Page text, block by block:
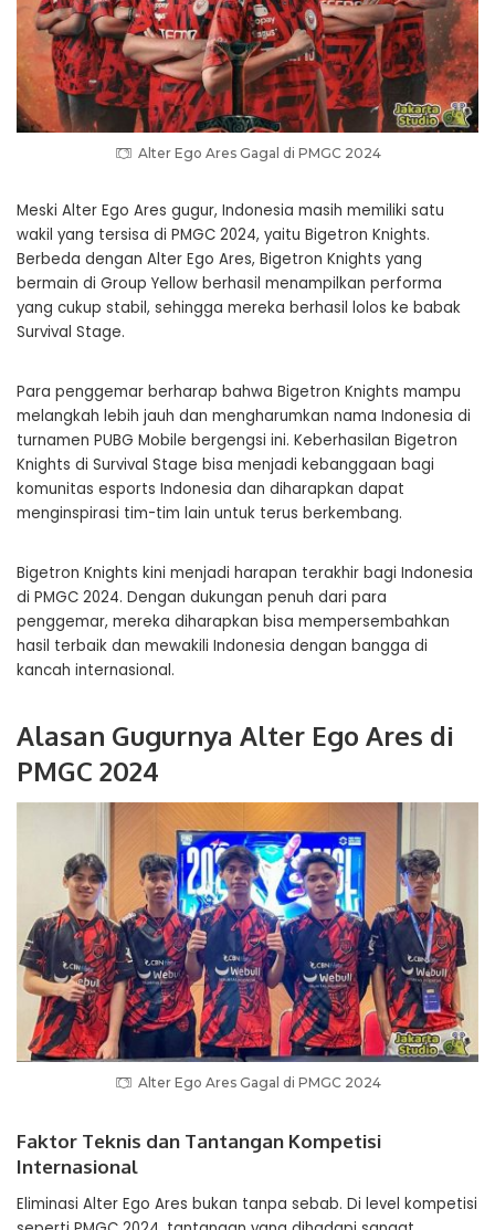
Alter Ego Ares Gagal di PMGC 2024
Meski Alter Ego Ares gugur, Indonesia masih memiliki satu
wakil yang tersisa di PMGC 2024, yaitu Bigetron Knights.
Berbeda dengan Alter Ego Ares, Bigetron Knights yang
bermain di Group Yellow berhasil menampilkan performa
yang cukup stabil, sehingga mereka berhasil lolos ke babak
Survival Stage.
Para penggemar berharap bahwa Bigetron Knights mampu
melangkah lebih jauh dan mengharumkan nama Indonesia di
turnamen PUBG Mobile bergengsi ini. Keberhasilan Bigetron
Knights di Survival Stage bisa menjadi kebanggaan bagi
komunitas esports Indonesia dan diharapkan dapat
menginspirasi tim-tim lain untuk terus berkembang.
Bigetron Knights kini menjadi harapan terakhir bagi Indonesia
di PMGC 2024. Dengan dukungan penuh dari para
penggemar, mereka diharapkan bisa mempersembahkan
hasil terbaik dan mewakili Indonesia dengan bangga di
kancah internasional.
Alasan Gugurnya Alter Ego Ares di
PMGC 2024
Alter Ego Ares Gagal di PMGC 2024
Faktor Teknis dan Tantangan Kompetisi
Internasional
Eliminasi Alter Ego Ares bukan tanpa sebab. Di level kompetisi